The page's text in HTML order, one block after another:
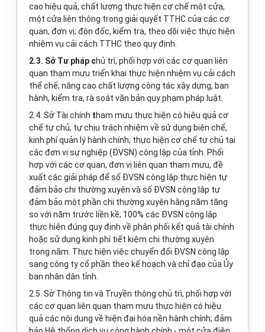
cao hiệu quả, chất lượng thực hiện cơ chế một cửa,
một cửa liên thông trong giải quyết TTHC của các cơ
quan, đơn vị; đôn đốc, kiểm tra, theo dõi việc thực hiện
nhiệm vụ cải cách TTHC theo quy định.
2.3. Sở Tư pháp chủ trì, phối hợp với các cơ quan liên
quan tham mưu triển khai thực hiện nhiệm vụ cải cách
thể chế; nâng cao chất lượng công tác xây dựng, ban
hành, kiểm tra, rà soát văn bản quy phạm pháp luật
2.4. Sở Tài chính tham mưu thực hiện có hiệu quả cơ
chế tự chủ, tự chịu trách nhiệm về sử dụng biên chế,
kinh phí quản lý hành chính; thực hiện cơ chế tự chủ tại
các đơn vị sự nghiệp (ĐVSN) công lập của tỉnh. Phối
hợp với các cơ quan, đơn vị liên quan tham mưu, đề
xuất các giải pháp để số ĐVSN công lập thực hiện tự
đảm bảo chi thường xuyên và số ĐVSN công lập tự
đảm bảo một phần chi thường xuyên hằng năm tăng
so với năm trước liền kề; 100% các ĐVSN công lập
thực hiện đúng quy định về phân phối kết quả tài chính
hoặc sử dụng kinh phí tiết kiệm chi thường xuyên
trong năm. Thực hiện việc chuyển đổi ĐVSN công lập
sang công ty cổ phần theo kế hoạch và chỉ đạo của Ủy
ban nhân dân tỉnh.
2.5. Sở Thông tin và Truyền thông chủ trì, phối hợp với
các cơ quan liên quan tham mưu thực hiện có hiệu
quả các nội dung về hiện đại hóa nền hành chính; đảm